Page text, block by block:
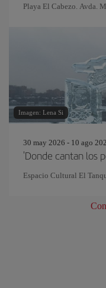
Playa El Cabezo. Avda.
Imagen: Lena Si
30 may 2026 - 10 ago
'Donde cantan los
Espacio Cultural El